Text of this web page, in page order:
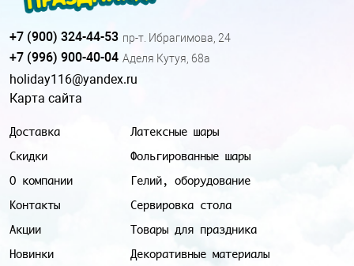
Доставка
Скидки
О компании
Контакты
Акции
Новинки
Латексные шары
Фольгированные шары
Гелий, оборудование
Сервировка стола
Товары для праздника
Декоративные материалы
+7 (900) 324-44-53 пр-т. Ибрагимова, 24
+7 (996) 900-40-04 Аделя Кутуя, 68а
holiday116@yandex.ru
Карта сайта